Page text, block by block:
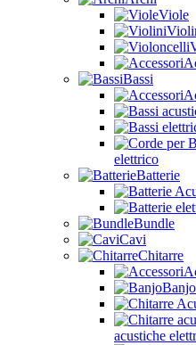
Viole
Bassi
elettrico
Batterie
Bundle
Cavi
Chitarre
Banjo
acustiche